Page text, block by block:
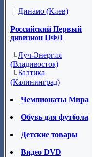
Динамо (Киев)
Российский Первый
дивизион ПФЛ
Луч-Энергия
(Владивосток)
Балтика
(Калининград)
Чемпионаты Мира
Обувь для футбола
Детские товары
Видео DVD